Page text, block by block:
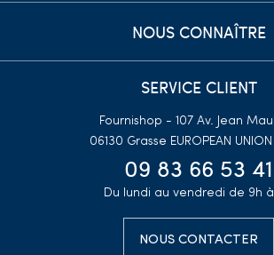
NOUS CONNAÎTRE
SERVICE CLIENT
Fournishop - 107 Av. Jean
06130 Grasse EUROPEAN
09 83 66 53 41
Du lundi au vendredi de 9h à
NOUS CONTACTER